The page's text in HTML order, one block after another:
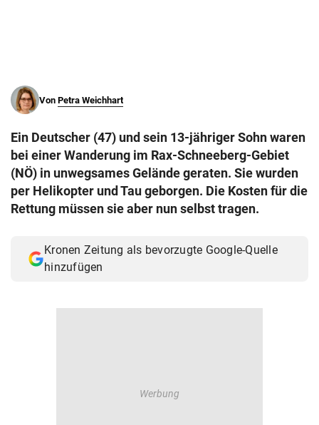
Von Petra Weichhart
Ein Deutscher (47) und sein 13-jähriger Sohn waren
bei einer Wanderung im Rax-Schneeberg-Gebiet
(NÖ) in unwegsames Gelände geraten. Sie wurden
per Helikopter und Tau geborgen. Die Kosten für die
Rettung müssen sie aber nun selbst tragen.
Kronen Zeitung als bevorzugte Google-Quelle
hinzufügen